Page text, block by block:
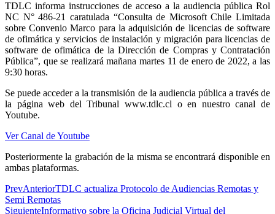
TDLC informa instrucciones de acceso a la audiencia pública Rol
NC N° 486-21 caratulada “Consulta de Microsoft Chile Limitada
sobre Convenio Marco para la adquisición de licencias de software
de ofimática y servicios de instalación y migración para licencias de
software de ofimática de la Dirección de Compras y Contratación
Pública”, que se realizará mañana martes 11 de enero de 2022, a las
9:30 horas.
Se puede acceder a la transmisión de la audiencia pública a través de
la página web del Tribunal www.tdlc.cl o en nuestro canal de
Youtube.
Ver Canal de Youtube
Posteriormente la grabación de la misma se encontrará disponible en
ambas plataformas.
PrevAnteriorTDLC actualiza Protocolo de Audiencias Remotas y
Semi Remotas
SiguienteInformativo sobre la Oficina Judicial Virtual del